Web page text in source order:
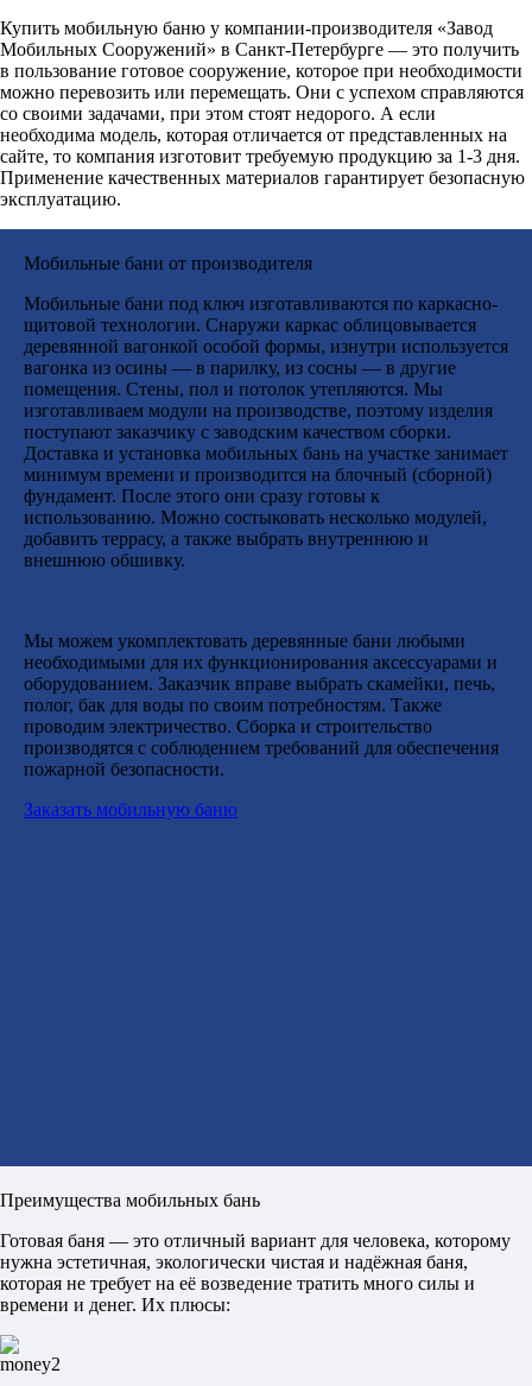
Купить мобильную баню у компании-производителя «Завод
Мобильных Сооружений» в Санкт-Петербурге — это получить
в пользование готовое сооружение, которое при необходимости
можно перевозить или перемещать. Они с успехом справляются
со своими задачами, при этом стоят недорого. А если
необходима модель, которая отличается от представленных на
сайте, то компания изготовит требуемую продукцию за 1-3 дня.
Применение качественных материалов гарантирует безопасную
эксплуатацию.
Мобильные бани от производителя
Мобильные бани под ключ изготавливаются по каркасно-
щитовой технологии. Снаружи каркас облицовывается
деревянной вагонкой особой формы, изнутри используется
вагонка из осины — в парилку, из сосны — в другие
помещения. Стены, пол и потолок утепляются. Мы
изготавливаем модули на производстве, поэтому изделия
поступают заказчику с заводским качеством сборки.
Доставка и установка мобильных бань на участке занимает
минимум времени и производится на блочный (сборной)
фундамент. После этого они сразу готовы к
использованию. Можно состыковать несколько модулей,
добавить террасу, а также выбрать внутреннюю и
внешнюю обшивку.
Мы можем укомплектовать деревянные бани любыми
необходимыми для их функционирования аксессуарами и
оборудованием. Заказчик вправе выбрать скамейки, печь,
полог, бак для воды по своим потребностям. Также
проводим электричество. Сборка и строительство
производятся с соблюдением требований для обеспечения
пожарной безопасности.
Заказать мобильную баню
Преимущества мобильных бань
Готовая баня — это отличный вариант для человека, которому
нужна эстетичная, экологически чистая и надёжная баня,
которая не требует на её возведение тратить много силы и
времени и денег. Их плюсы: